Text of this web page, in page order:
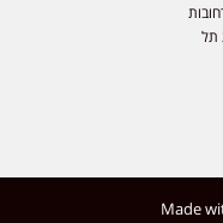
תל
Made